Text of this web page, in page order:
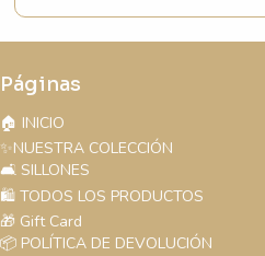
Páginas
🏠 INICIO
✨NUESTRA COLECCIÓN
🛋️ SILLONES
🛍️ TODOS LOS PRODUCTOS
🎁 Gift Card
📦 POLÍTICA DE DEVOLUCIÓN